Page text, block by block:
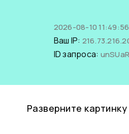
2026-08-10
Ваш IP:
ID запроса:
Разверните